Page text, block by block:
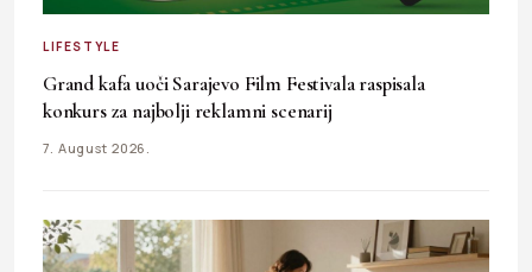
LIFESTYLE
Grand kafa uoči Sarajevo Film Festivala raspisala
konkurs za najbolji reklamni scenarij
7. August 2026.